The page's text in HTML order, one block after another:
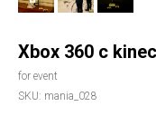
Xbox 360 c
for event
SKU: mania_028